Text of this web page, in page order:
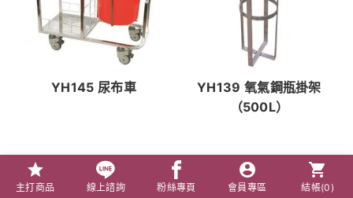
YH145 尿布車
YH139 氧氣鋼瓶掛架
（500L）
主打商品 線上諮詢 粉絲專頁 會員專區 結帳(0)